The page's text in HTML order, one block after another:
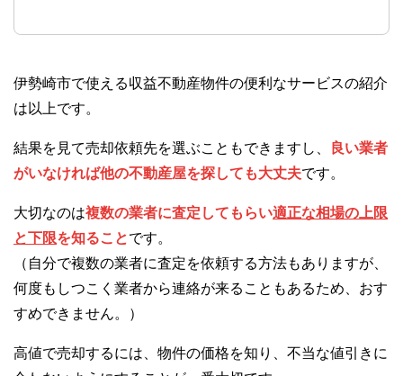
伊勢崎市で使える収益不動産物件の便利なサービスの紹介
は以上です。
結果を見て売却依頼先を選ぶこともできますし、
良い業者
がいなければ他の不動産屋を探しても大丈夫です。
大切なのは複数の業者に査定してもらい適正な相場の上限
と下限を知ることです。
（自分で複数の業者に査定を依頼する方法もありますが、
何度もしつこく業者から連絡が来ることもあるため、おす
すめできません。）
高値で売却するには、物件の価格を知り、不当な値引きに